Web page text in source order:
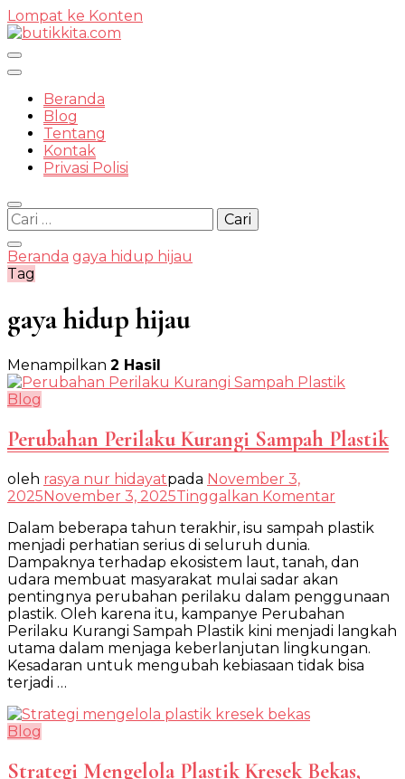
Lompat ke Konten
Beranda
Blog
Tentang
Kontak
Privasi Polisi
Cari
untuk:
Beranda gaya hidup hijau
Tag
gaya hidup hijau
Menampilkan 2 Hasil
Blog
Perubahan Perilaku Kurangi Sampah Plastik
oleh rasya nur hidayatpada November 3,
2025November 3, 2025Tinggalkan Komentar
Perilaku
Sampah
Plastik
Dalam beberapa tahun terakhir, isu sampah plastik
menjadi perhatian serius di seluruh dunia.
Dampaknya terhadap ekosistem laut, tanah, dan
udara membuat masyarakat mulai sadar akan
pentingnya perubahan perilaku dalam penggunaan
plastik. Oleh karena itu, kampanye Perubahan
Perilaku Kurangi Sampah Plastik kini menjadi langkah
utama dalam menjaga keberlanjutan lingkungan.
Kesadaran untuk mengubah kebiasaan tidak bisa
terjadi …
Blog
Strategi Mengelola Plastik Kresek Bekas,